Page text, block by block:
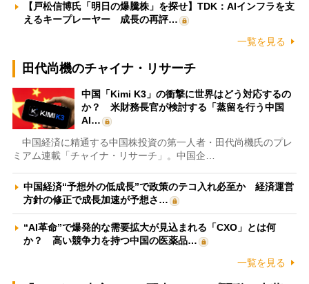
【戸松信博氏「明日の爆騰株」を探せ】TDK：AIインフラを支
えるキープレーヤー 成長の再評…
一覧を見る
田代尚機のチャイナ・リサーチ
中国「Kimi K3」の衝撃に世界はどう対応するの
か？ 米財務長官が検討する「蒸留を行う中国
AI…
中国経済に精通する中国株投資の第一人者・田代尚機氏のプレ
ミアム連載「チャイナ・リサーチ」。中国企…
中国経済“予想外の低成長”で政策のテコ入れ必至か 経済運営
方針の修正で成長加速が予想さ…
“AI革命”で爆発的な需要拡大が見込まれる「CXO」とは何
か？ 高い競争力を持つ中国の医薬品…
一覧を見る